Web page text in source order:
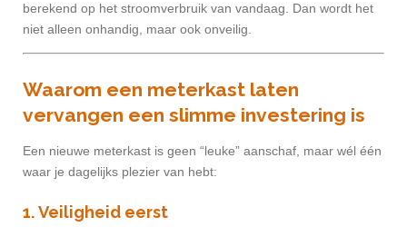
berekend op het stroomverbruik van vandaag. Dan wordt het
niet alleen onhandig, maar ook onveilig.
Waarom een meterkast laten
vervangen een slimme investering is
Een nieuwe meterkast is geen “leuke” aanschaf, maar wél één
waar je dagelijks plezier van hebt:
1. Veiligheid eerst